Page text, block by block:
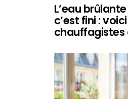
L’eau
c’est fini :
chauffagistes